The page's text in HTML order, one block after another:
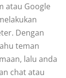
atau Google
Dengan
teman
lalu anda
chat atau